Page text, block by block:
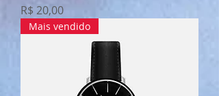
Preço
R$ 20,00
Mais vendido